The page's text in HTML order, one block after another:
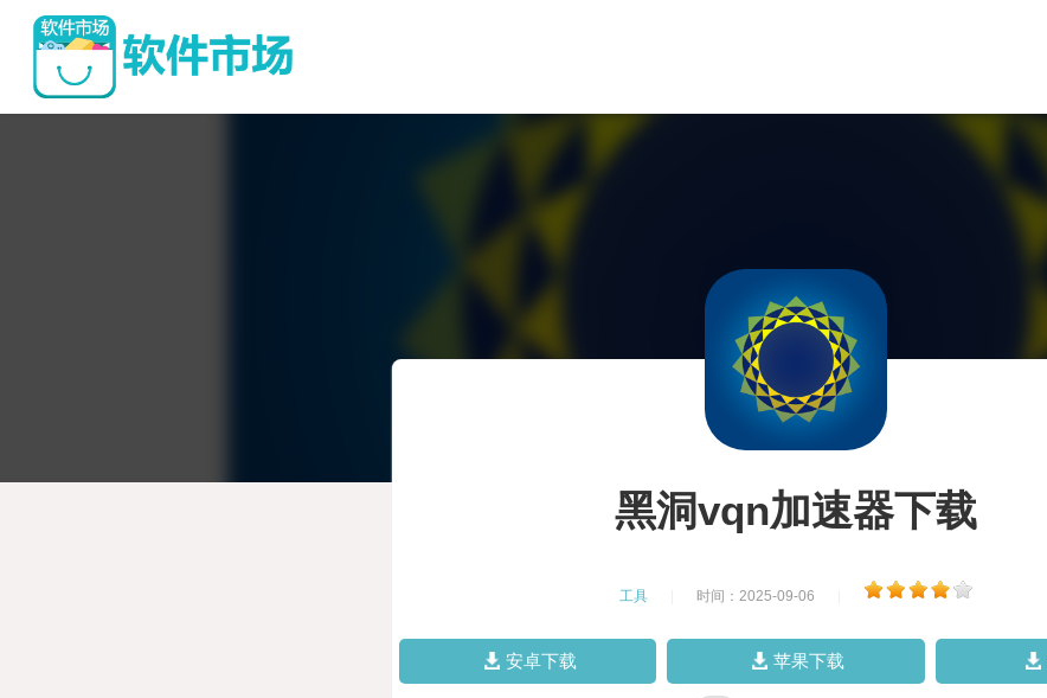
黑洞vqn加速器下载
工具 时间：2025-09-06
安卓下载 苹果下载